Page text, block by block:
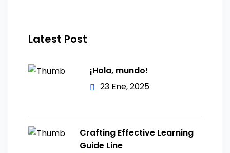
Latest Post
¡Hola, mundo!
23 Ene, 2025
Crafting Effective Learning
Guide Line